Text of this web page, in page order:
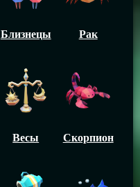
Близнецы Рак
Весы Скорпион